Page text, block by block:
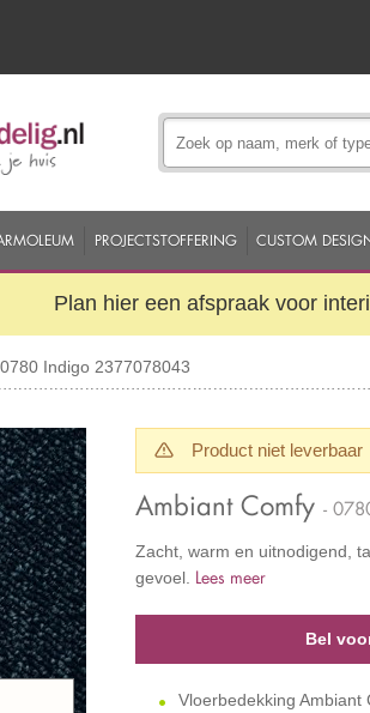
PROJECTSTOFFERING CUSTOM
Plan hier een afspraak voor
Indigo 2377078043
Product niet leverbaar
Ambiant Comfy -
Zacht, warm en uitnodigend,
gevoel. Lees meer
Bel
Vloerbedekking Ambiant